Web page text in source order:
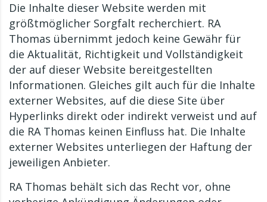
Die Inhalte dieser Website werden mit
größtmöglicher Sorgfalt recherchiert. RA
Thomas übernimmt jedoch keine Gewähr für
die Aktualität, Richtigkeit und Vollständigkeit
der auf dieser Website bereitgestellten
Informationen. Gleiches gilt auch für die Inhalte
externer Websites, auf die diese Site über
Hyperlinks direkt oder indirekt verweist und auf
die RA Thomas keinen Einfluss hat. Die Inhalte
externer Websites unterliegen der Haftung der
jeweiligen Anbieter.
RA Thomas behält sich das Recht vor, ohne